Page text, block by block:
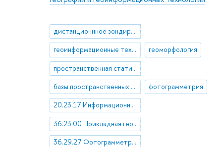
дистанционнное зондирование Земли
геоинформационные технологии геоморфология
пространственная статистика
базы пространственных данных фотограмметрия
20.23.17 Информационно-поисковые массивы. Базы данных. Манипулирование данными и файлами
36.23.00 Прикладная геодезия. Прикладные применения аэросъемки и фотограмметрии
36.29.27 Фотограмметрия